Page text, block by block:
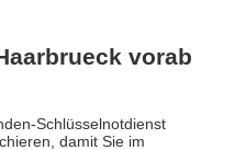
vorab
Schlüsselnotdienst
damit Sie im